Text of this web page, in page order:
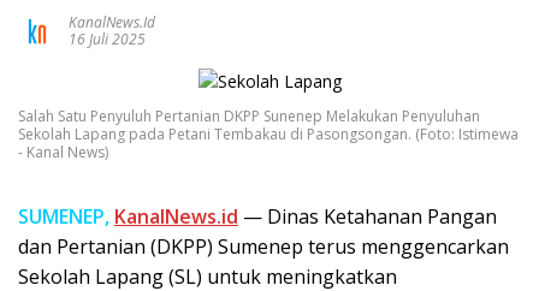
KanalNews.id
16 Juli 2025
Salah Satu Penyuluh Pertanian DKPP Sunenep Melakukan Penyuluhan
Sekolah Lapang pada Petani Tembakau di Pasongsongan. (Foto: Istimewa
- Kanal News)
SUMENEP, KanalNews.id — Dinas Ketahanan Pangan
dan Pertanian (DKPP) Sumenep terus menggencarkan
Sekolah Lapang (SL) untuk meningkatkan